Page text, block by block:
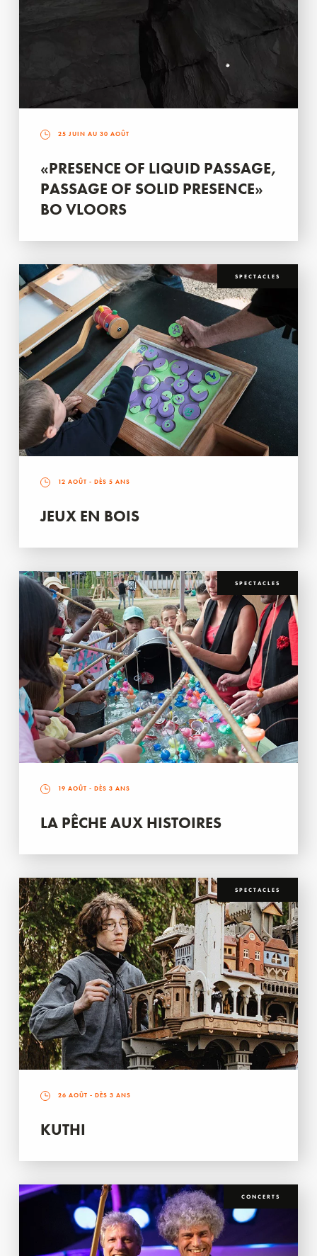
25 JUIN AU 30 AOÛT
«PRESENCE OF LIQUID PASSAGE,
PASSAGE OF SOLID PRESENCE»
BO VLOORS
SPECTACLES
12 AOÛT - DÈS 5 ANS
JEUX EN BOIS
SPECTACLES
19 AOÛT - DÈS 3 ANS
LA PÊCHE AUX HISTOIRES
SPECTACLES
26 AOÛT - DÈS 3 ANS
KUTHI
CONCERTS